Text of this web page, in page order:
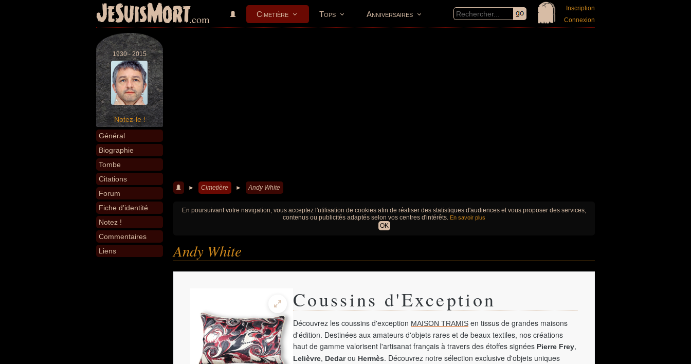
JeSuisMort.com Cimetière Tops Anniversaires
Inscription
Connexion
1930 - 2015
Notez-le !
Général
Biographie
Tombe
Citations
Forum
Fiche d'identité
Notez !
Commentaires
Liens
► Cimetière ► Andy White
En poursuivant votre navigation, vous acceptez l'utilisation de cookies afin de réaliser des statistiques d'audiences et vous proposer des services,
contenus ou publicités adaptés selon vos centres d'intérêts. En savoir plus
OK
Andy White
Coussins d'Exception
Découvrez les coussins d'exception MAISON TRAMIS en tissus de grandes maisons
d'édition. Destinées aux amateurs d'objets rares et de beaux textiles, nos créations
haut de gamme valorisent l'artisanat français à travers des étoffes signées Pierre Frey,
Lelièvre, Dedarou Hermès. Découvrez notre sélection exclusive d'objets uniques